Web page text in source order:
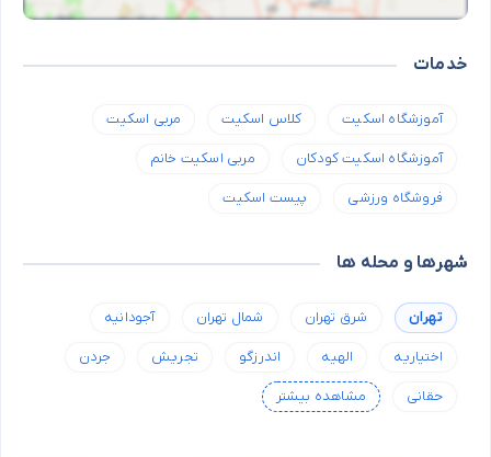
خدمات
آموزشگاه اسکیت کلاس اسکیت مربی اسکیت
آموزشگاه اسکیت کودکان مربی اسکیت خانم
فروشگاه ورزشی پیست اسکیت
شهرها و محله ها
تهران شرق تهران شمال تهران آجودانیه
اختیاریه الهیه اندرزگو تجریش جردن
حقانی مشاهده بیشتر